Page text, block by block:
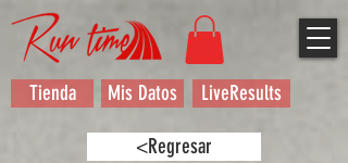
Tienda Mis Datos LiveResults
<Regresar